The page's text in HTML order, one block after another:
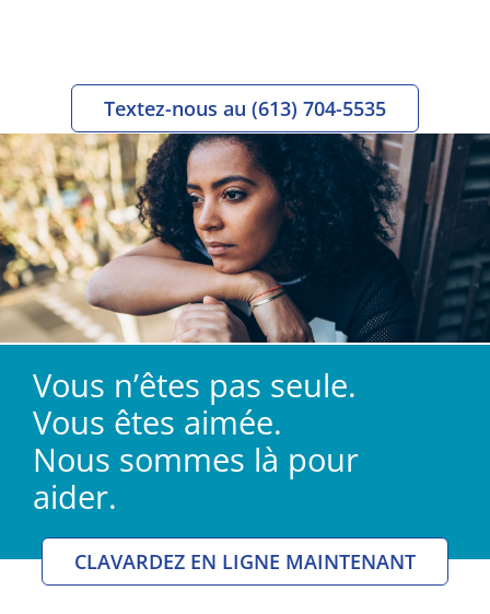
Textez-nous au (613) 704-5535
Vous n’êtes pas seule.
Vous êtes aimée.
Nous sommes là pour
aider.
CLAVARDEZ EN LIGNE MAINTENANT